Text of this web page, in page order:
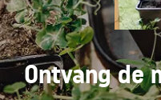
Ontvang de